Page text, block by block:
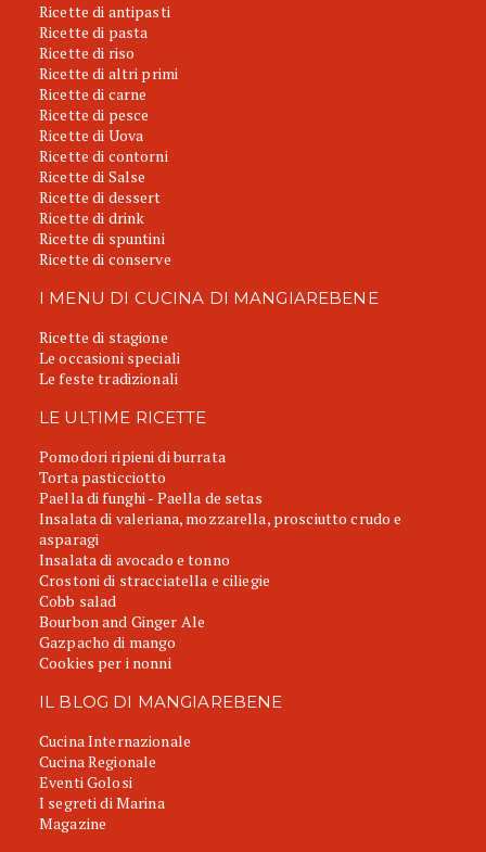
Ricette di antipasti
Ricette di pasta
Ricette di riso
Ricette di altri primi
Ricette di carne
Ricette di pesce
Ricette di Uova
Ricette di contorni
Ricette di Salse
Ricette di dessert
Ricette di drink
Ricette di spuntini
Ricette di conserve
I MENU DI CUCINA DI MANGIAREBENE
Ricette di stagione
Le occasioni speciali
Le feste tradizionali
LE ULTIME RICETTE
Pomodori ripieni di burrata
Torta pasticciotto
Paella di funghi - Paella de setas
Insalata di valeriana, mozzarella, prosciutto crudo e
asparagi
Insalata di avocado e tonno
Crostoni di stracciatella e ciliegie
Cobb salad
Bourbon and Ginger Ale
Gazpacho di mango
Cookies per i nonni
IL BLOG DI MANGIAREBENE
Cucina Internazionale
Cucina Regionale
Eventi Golosi
I segreti di Marina
Magazine